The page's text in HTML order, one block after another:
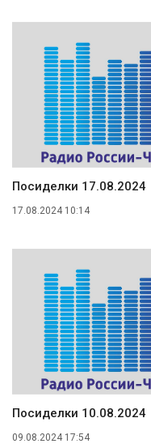
Посиделки 17.08.2024
17.08.2024 10:14
Посиделки 10.08.2024
09.08.2024 17:54